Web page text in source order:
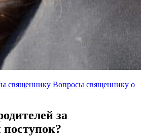
священнику Вопросы священнику о
за